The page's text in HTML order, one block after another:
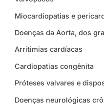
Miocardiopatias e
Doenças da Aorta, dos
Arritimias cardíacas
Cardiopatias congênita
Próteses valvares e
Doenças neurológicas